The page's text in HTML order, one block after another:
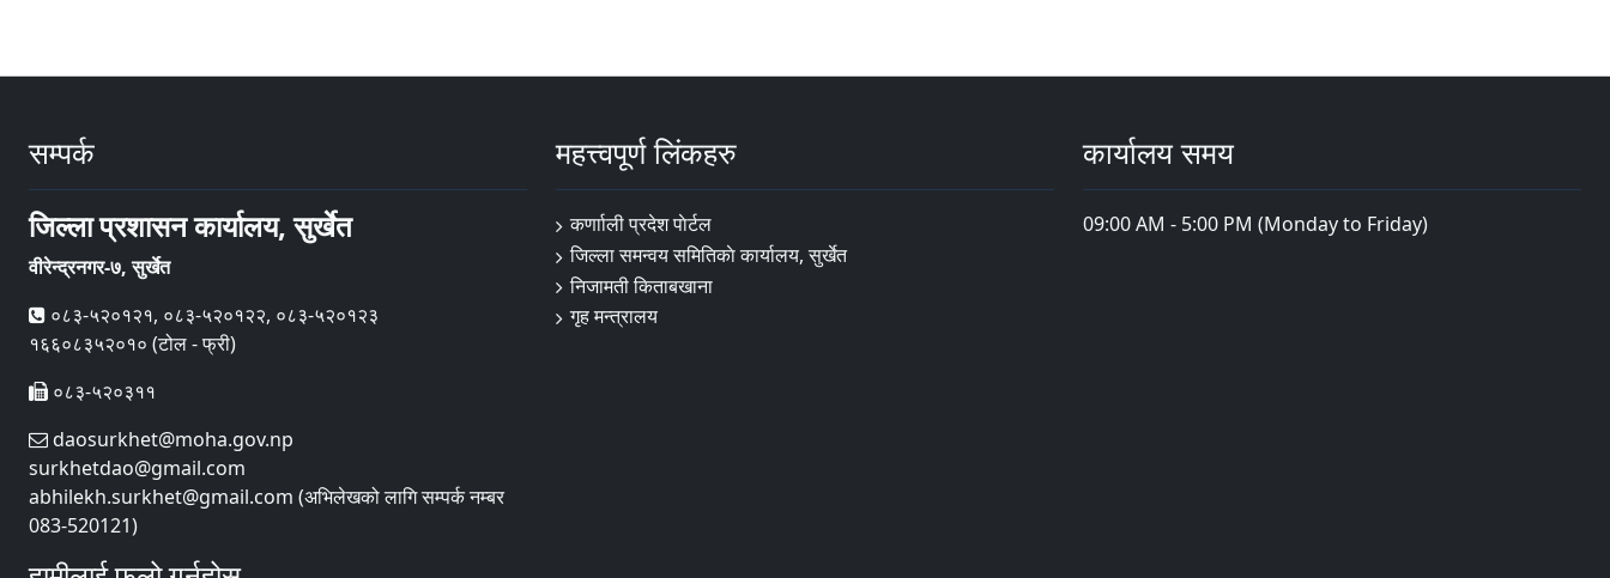
सम्पर्क
जिल्ला प्रशासन कार्यालय, सुर्खेत
वीरेन्द्रनगर-७, सुर्खेत
०८३-५२०१२१, ०८३-५२०१२२, ०८३-५२०१२३
१६६०८३५२०१० (टोल - फ्री)
०८३-५२०३११
daosurkhet@moha.gov.np
surkhetdao@gmail.com
abhilekh.surkhet@gmail.com (अभिलेखको लागि सम्पर्क नम्बर
083-520121)
महत्त्वपूर्ण लिंकहरु
कर्णााली प्रदेश पाेर्टल
जिल्ला समन्वय समितिकाे कार्यालय, सुर्खेत
निजामती किताबखाना
गृह मन्त्रालय
कार्यालय समय
09:00 AM - 5:00 PM (Monday to Friday)